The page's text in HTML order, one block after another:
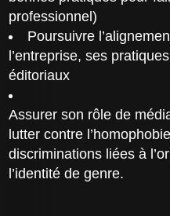
professionnel)
Poursuivre
l’entreprise, ses
éditoriaux
Assurer son rôle de
lutter contre
discriminations liées à
l’identité de genre.